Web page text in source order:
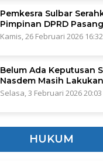
Pemkesra Sulbar
Pimpinan DPRD
Kamis, 26 Februari 2026
Belum Ada Keputusan
Nasdem Masih
Selasa, 3 Februari 2026 20:03
HUKUM